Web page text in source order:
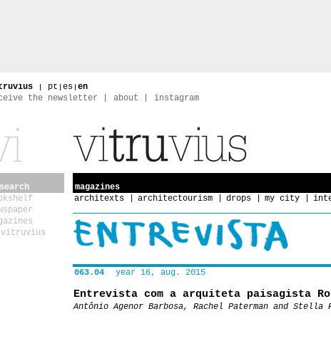
| pt | es | en
the newsletter
about instagram
magazines
architexts
architectourism drops my city
063.04
year 16, aug. 2015
Entrevista com a arquiteta paisagista
Antônio Agenor Barbosa, Rachel Paterman and Stella